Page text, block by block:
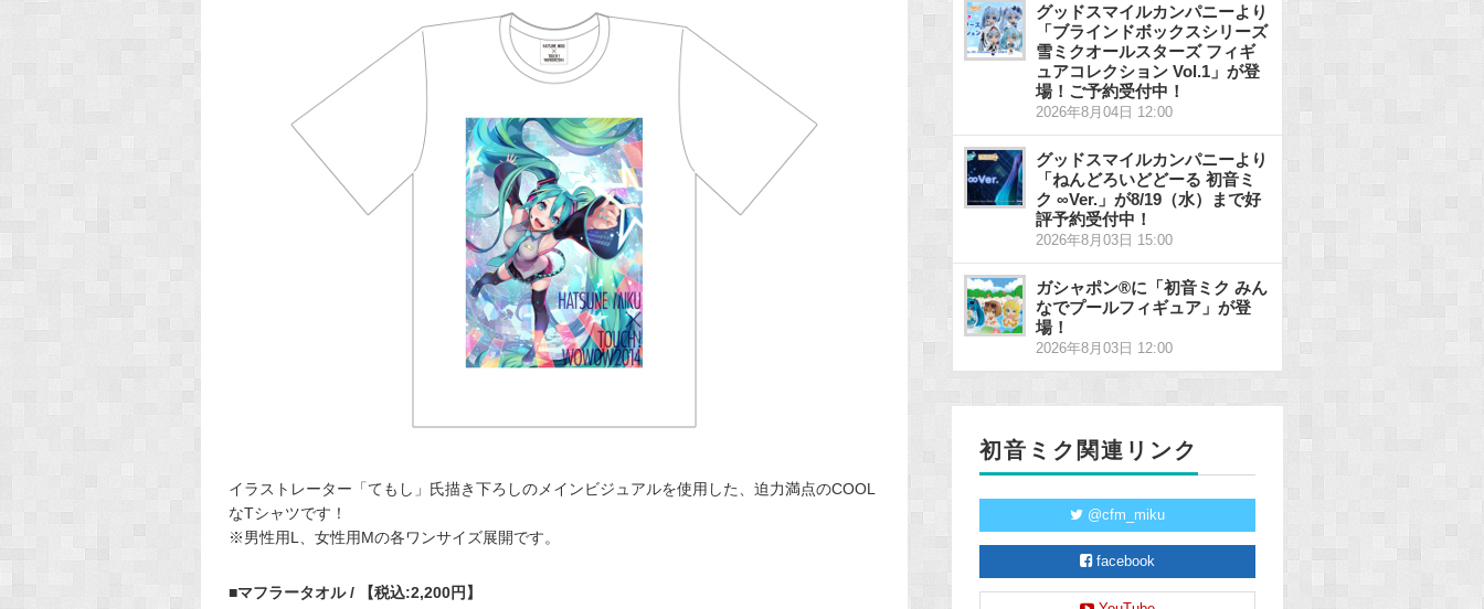
イラストレーター「てもし」氏描き下ろしのメインビジュアルを使用した、迫力満点のCOOL
なTシャツです！
※男性用L、女性用Mの各ワンサイズ展開です。
■マフラータオル / 【税込:2,200円】
グッドスマイルカンパニーより
「ブラインドボックスシリーズ
雪ミクオールスターズ フィギ
ュアコレクション Vol.1」が登
場！ご予約受付中！
2026年8月04日 12:00
グッドスマイルカンパニーより
「ねんどろいどどーる 初音ミ
ク ∞Ver.」が8/19（水）まで好
評予約受付中！
2026年8月03日 15:00
ガシャポン®に「初音ミク みん
なでプールフィギュア」が登
場！
2026年8月03日 12:00
初音ミク関連リンク
@cfm_miku
facebook